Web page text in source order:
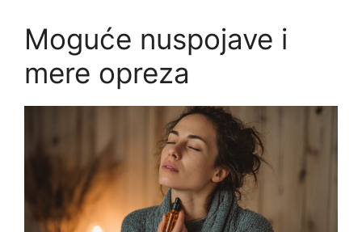
Moguće nuspojave i
mere opreza